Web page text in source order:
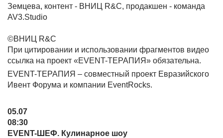
Земцева, контент - ВНИЦ R&C, продакшен - команда
AV3.Studio
©ВНИЦ R&C
При цитировании и использовании фрагментов видео
ссылка на проект «EVENT-ТЕРАПИЯ» обязательна.
EVENT-ТЕРАПИЯ – совместный проект Евразийского
Ивент Форума и компании EventRocks.
05.07
08:30
EVENT-ШЕФ. Кулинарное шоу